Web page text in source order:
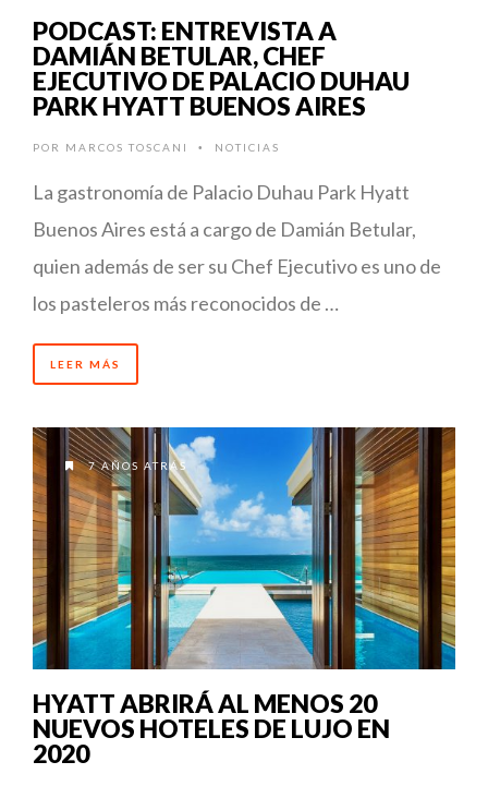
PODCAST: ENTREVISTA A
DAMIÁN BETULAR, CHEF
EJECUTIVO DE PALACIO DUHAU
PARK HYATT BUENOS AIRES
POR MARCOS TOSCANI • NOTICIAS
La gastronomía de Palacio Duhau Park Hyatt
Buenos Aires está a cargo de Damián Betular,
quien además de ser su Chef Ejecutivo es uno de
los pasteleros más reconocidos de …
LEER MÁS
7 AÑOS ATRÁS
HYATT ABRIRÁ AL MENOS 20
NUEVOS HOTELES DE LUJO EN
2020